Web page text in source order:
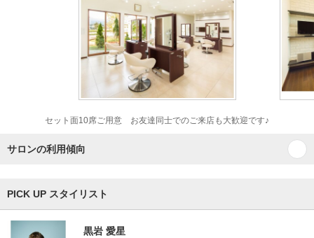
セット面10席ご用意 お友達同士でのご来店も大歓迎です♪
サロンの利用傾向
PICK UP スタイリスト
黒岩 愛星